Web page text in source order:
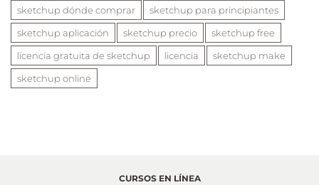
sketchup dónde comprar
sketchup para principiantes
sketchup aplicación
sketchup precio
sketchup free
licencia gratuita de sketchup
licencia
sketchup make
sketchup online
CURSOS EN LÍNEA